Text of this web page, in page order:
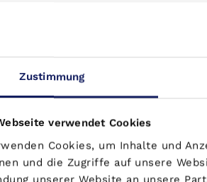
Zustimmung
verwendet Cookies
Cookies, um Inhalte und
und die Zugriffe auf unsere
unserer Website an unsere
und einer Gesamtwohnfläche von
verfügt über zwei Treppenhäuser
Fahrradabstellplätzen und
Lastenräder sowie ein Spielplatz
Straße erreichbar. Ein Tor
unterirdisch über die beiden
barrierefreien Zugang zu den
sind die Zugänge zum Gebäude
Berliner Straße aus erreichbar,